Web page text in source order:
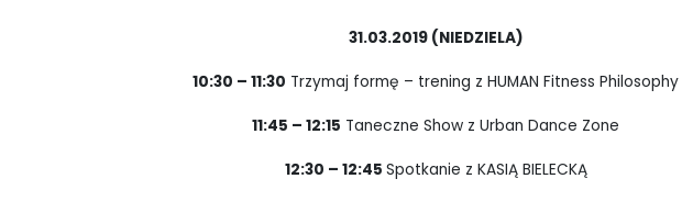
31.03.2019 (NIEDZIELA)
10:30 – 11:30 Trzymaj formę – trening z HUMAN Fitness Philosophy
11:45 – 12:15 Taneczne Show z Urban Dance Zone
12:30 – 12:45 Spotkanie z KASIĄ BIELECKĄ